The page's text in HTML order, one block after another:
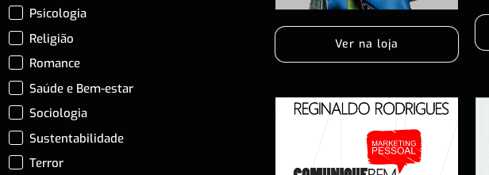
Psicologia
Religião
Romance
Saúde e Bem-estar
Sociologia
Sustentabilidade
Terror
Ver na loja